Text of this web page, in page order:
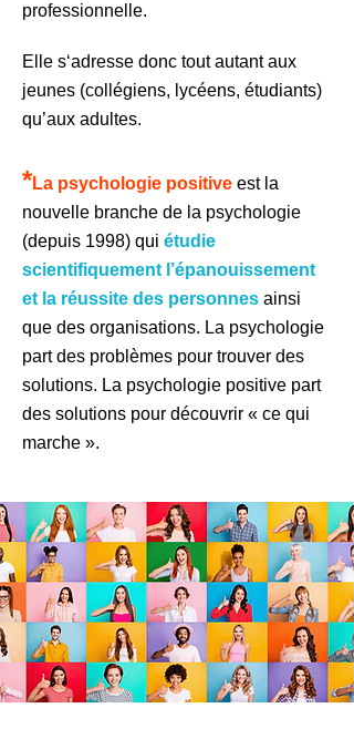
professionnelle.
Elle s‘adresse donc tout autant aux
jeunes (collégiens, lycéens, étudiants)
qu’aux adultes.
*La psychologie positive est la
nouvelle branche de la psychologie
(depuis 1998) qui étudie
scientifiquement l’épanouissement
et la réussite des personnes ainsi
que des organisations. La psychologie
part des problèmes pour trouver des
solutions. La psychologie positive part
des solutions pour découvrir « ce qui
marche ».